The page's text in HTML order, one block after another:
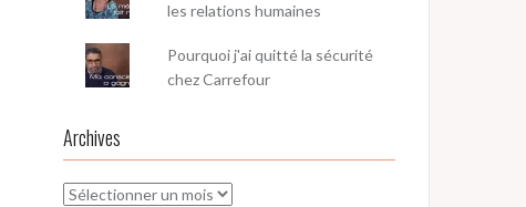
les relations humaines
Pourquoi j'ai quitté la sécurité
chez Carrefour
Archives
Archives